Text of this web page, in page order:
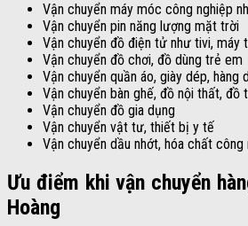
Vận chuyển máy móc công nghiệp
Vận chuyển pin năng lượng mặt trời
Vận chuyển đồ điện tử như tivi, máy
Vận chuyển đồ chơi, đồ dùng trẻ em
Vận chuyển quần áo, giày dép, hàng
Vận chuyển bàn ghế, đồ nội thất, đồ
Vận chuyển đồ gia dụng
Vận chuyển vật tư, thiết bị y tế
Vận chuyển dầu nhớt, hóa chất công
Ưu điểm khi vận chuyển
Hoàng